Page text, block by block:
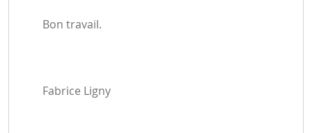
Bon travail.
Fabrice Ligny